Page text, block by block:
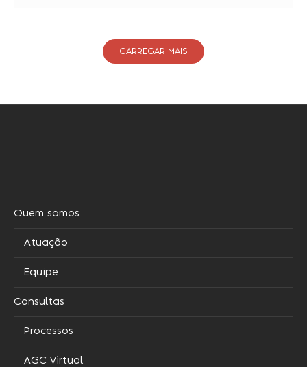
CARREGAR MAIS
Quem somos
Atuação
Equipe
Consultas
Processos
AGC Virtual